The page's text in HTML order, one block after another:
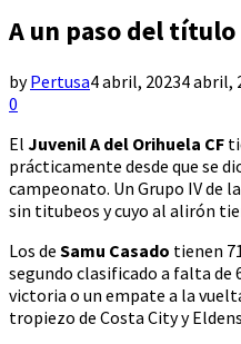
A un paso del título
byPertusa4 abril, 20234 abril,
0
El Juvenil A del Orihuela CF
prácticamente desde que se
campeonato. Un Grupo IV de
sin titubeos y cuyo al alirón
Los de Samu Casado tienen
segundo clasificado a falta de
victoria o un empate a la
tropiezo de Costa City y